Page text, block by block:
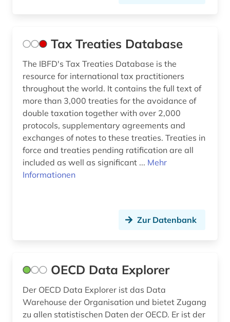
Tax Treaties Database
The IBFD's Tax Treaties Database is the
resource for international tax practitioners
throughout the world. It contains the full text of
more than 3,000 treaties for the avoidance of
double taxation together with over 2,000
protocols, supplementary agreements and
exchanges of notes to these treaties. Treaties in
force and treaties pending ratification are all
included as well as significant ... Mehr
Informationen
Zur Datenbank
OECD Data Explorer
Der OECD Data Explorer ist das Data
Warehouse der Organisation und bietet Zugang
zu allen statistischen Daten der OECD. Er ist der